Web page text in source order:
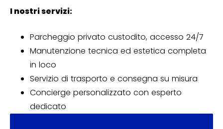
I nostri servizi:
Parcheggio privato custodito, accesso 24/7
Manutenzione tecnica ed estetica completa
in loco
Servizio di trasporto e consegna su misura
Concierge personalizzato con esperto
dedicato